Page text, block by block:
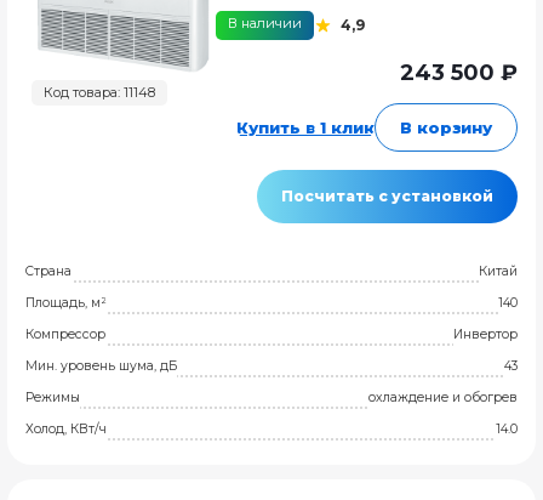
Код товара: 11148
В наличии 4,9
243 500 ₽
Купить в 1 клик В корзину
Посчитать с установкой
Страна
Китай
Площадь, м²
140
Компрессор
Инвертор
Мин. уровень шума, дБ
43
Режимы
охлаждение и обогрев
Холод, КВт/ч
14.0